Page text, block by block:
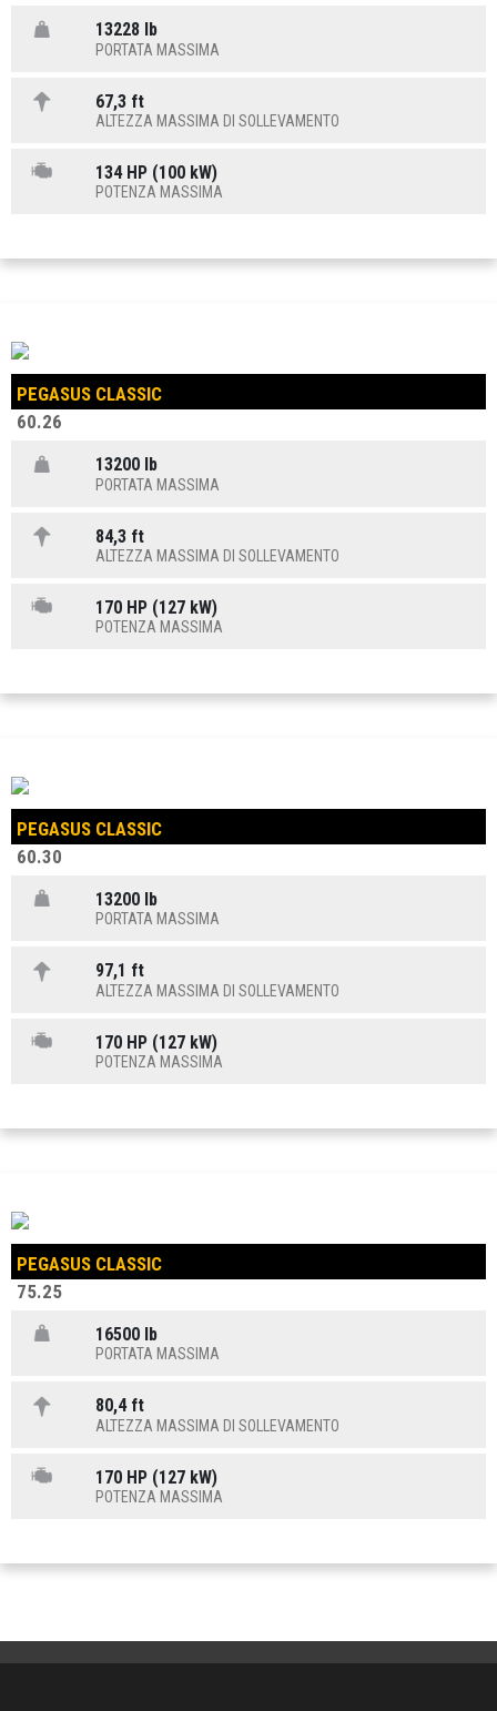
13228 lb
PORTATA MASSIMA
67,3 ft
ALTEZZA MASSIMA DI SOLLEVAMENTO
134 HP (100 kW)
POTENZA MASSIMA
PEGASUS CLASSIC
60.26
13200 lb
PORTATA MASSIMA
84,3 ft
ALTEZZA MASSIMA DI SOLLEVAMENTO
170 HP (127 kW)
POTENZA MASSIMA
PEGASUS CLASSIC
60.30
13200 lb
PORTATA MASSIMA
97,1 ft
ALTEZZA MASSIMA DI SOLLEVAMENTO
170 HP (127 kW)
POTENZA MASSIMA
PEGASUS CLASSIC
75.25
16500 lb
PORTATA MASSIMA
80,4 ft
ALTEZZA MASSIMA DI SOLLEVAMENTO
170 HP (127 kW)
POTENZA MASSIMA